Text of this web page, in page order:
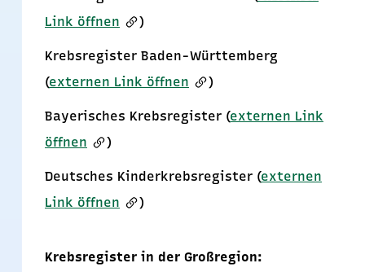
Link öffnen
)
Krebsregister Baden-Württemberg
(externen Link öffnen )
Bayerisches Krebsregister (externen Link
öffnen
)
Deutsches Kinderkrebsregister (externen
Link öffnen
)
Krebsregister in der Großregion: